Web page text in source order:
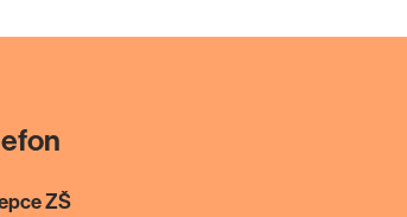
ZŠ